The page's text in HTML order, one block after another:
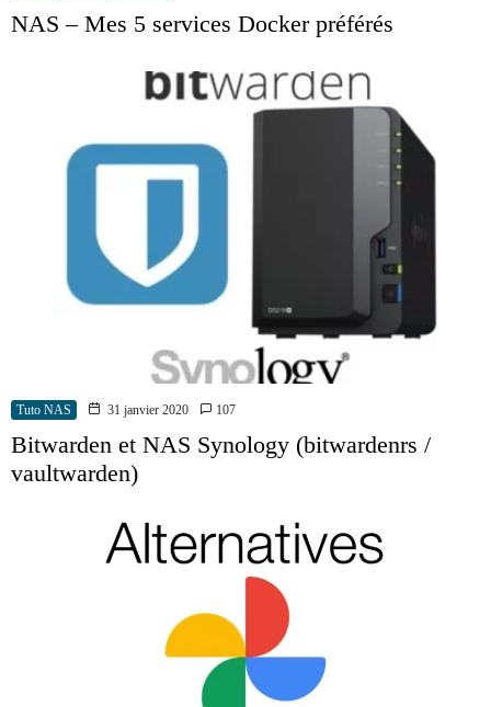
NAS – Mes 5 services Docker préférés
Tuto NAS 31 janvier 2020 107
Bitwarden et NAS Synology (bitwardenrs /
vaultwarden)